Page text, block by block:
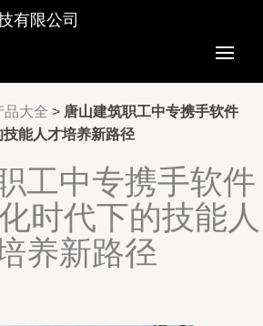
有限公司
品大全 > 唐山建筑职工中专携手软件
能人才培养新路径
工中专携手软件
时代下的技能人
养新路径